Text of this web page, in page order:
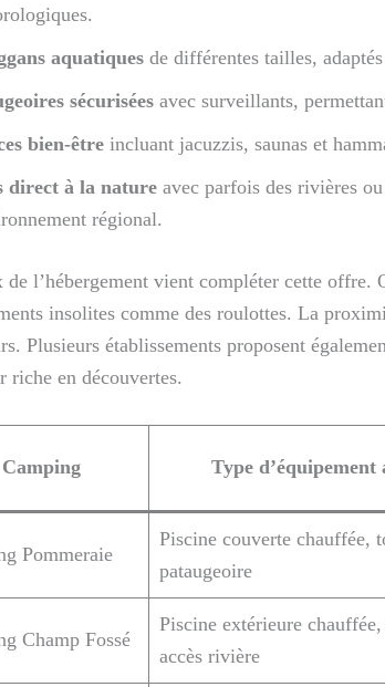
aquatiques de différentes tailles,
sécurisées avec surveillants,
bien-être incluant jacuzzis, saunas et
direct à la nature avec parfois des rivières
régional.
l’hébergement vient compléter cette offre.
insolites comme des roulottes. La
Plusieurs établissements proposent
riche en découvertes.
Camping Type d’équipement
Pommeraie
Piscine couverte chauffée,
pataugeoire
Champ Fossé
Piscine extérieure
accès rivière